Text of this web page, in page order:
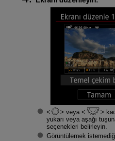
veya
yukarı veya aşağı
seçenekleri belirleyin.
Görüntülemek